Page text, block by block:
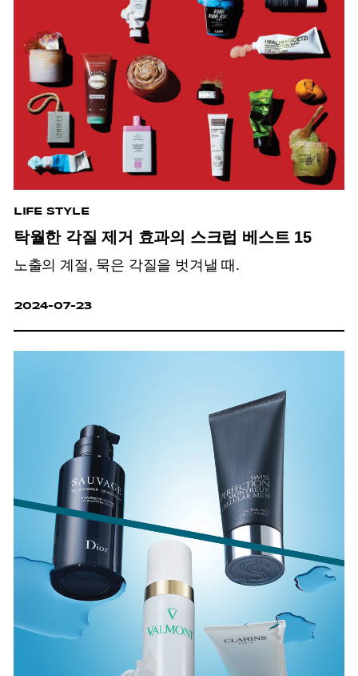
LIFE STYLE
탁월한 각질 제거 효과의 스크럽 베스트 15
노출의 계절, 묵은 각질을 벗겨낼 때.
2024-07-23